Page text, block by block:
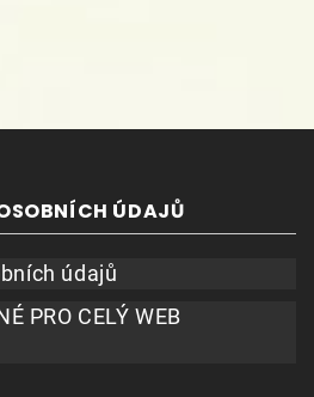
ÚDAJŮ
údajů
PRO CELÝ WEB